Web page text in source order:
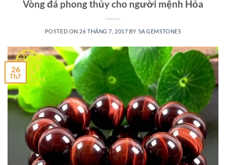
Vòng đá phong thủy cho người mệnh Hỏa
POSTED ON 26 THÁNG 7, 2017 BY 5A GEMSTONES
26
Th7